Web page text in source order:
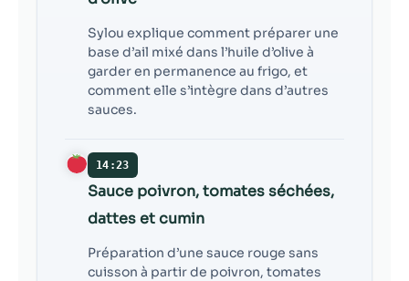
Sylou explique comment préparer une
base d’ail mixé dans l’huile d’olive à
garder en permanence au frigo, et
comment elle s’intègre dans d’autres
sauces.
14:23
Sauce poivron, tomates séchées,
dattes et cumin
Préparation d’une sauce rouge sans
cuisson à partir de poivron, tomates